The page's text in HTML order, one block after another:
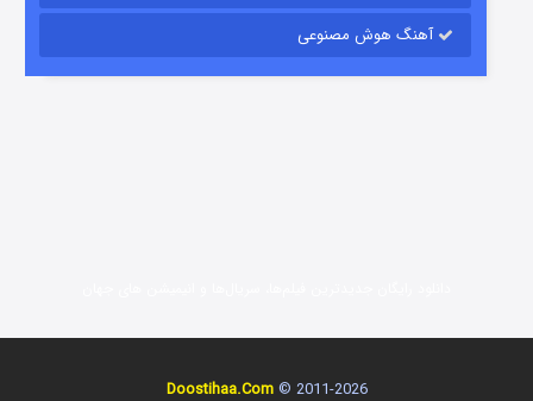
آهنگ هوش مصنوعی
2011-2026 ©
Doostihaa.Com